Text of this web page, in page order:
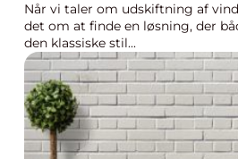
Når vi taler om udskiftning af
det om at finde en løsning, der
den klassiske stil...